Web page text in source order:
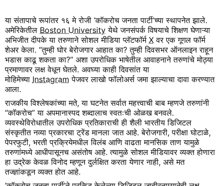
या संतापाचे रूपांतर १६ मे रोजी ‘कॉकरोच जनता पार्टी’च्या स्थापनेत झाले.
अमेरिकेतील Boston University येथे जनसंपर्क विषयाचे शिक्षण घेणाऱ्या
अभिजीत दीपके या तरुणाने सोशल मीडिया प्लॅटफॉर्म X वर एक गूगल फॉर्म
शेअर केला. “तुम्ही घोर बेरोजगार आहात का? तुम्ही दिवसभर ऑनलाइन राहून
भडास काढू शकता का?” अशा उपरोधिक भाषेतील आवाहनाने तरुणांचे मोठ्या
प्रमाणावर लक्ष वेधून घेतले. अवघ्या काही दिवसांत या
मोहिमेच्या Instagram पेजवर लाखो फॉलोअर्स जमा झाल्याचा दावा करण्यात
आला.
राजकीय विश्लेषकांच्या मते, या घटनेत सर्वात महत्त्वाची बाब म्हणजे तरुणांनी
“कॉकरोच” या अपमानास्पद शब्दालाच स्वतःची ओळख बनवले.
व्यवस्थेविरोधातील उपरोधिक प्रतिकाराची ही शैली भारतीय डिजिटल
संस्कृतीत नव्या प्रकारचा ट्रेंड मानला जात आहे. बेरोजगारी, परीक्षा घोटाळे,
पेपरफुटी, भरती प्रक्रियेमधील विलंब आणि वाढता मानसिक ताण यामुळे
तरुणांमध्ये आधीपासूनच असंतोष आहे. त्यामुळे सोशल मीडियावर व्यक्त होणारा
हा उद्रेक केवळ विनोद म्हणून दुर्लक्षित करता येणार नाही, असे मत
तज्ज्ञांकडून व्यक्त होत आहे.